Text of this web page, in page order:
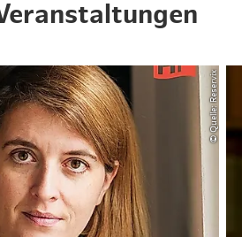
© Quelle: Reservix